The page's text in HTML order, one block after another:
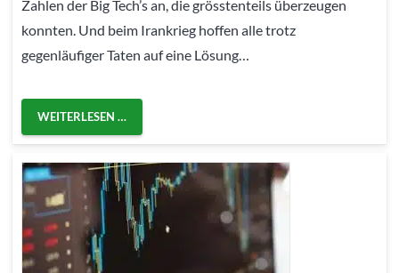
Zahlen der Big Tech’s an, die grösstenteils überzeugen
konnten. Und beim Irankrieg hoffen alle trotz
gegenläufiger Taten auf eine Lösung…
WEITERLESEN …